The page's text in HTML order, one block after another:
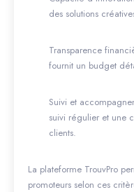
des solutions
Transparence
fournit un budget
Suivi et
suivi régulier et une
clients.
La plateforme TrouvPro
promoteurs selon ces